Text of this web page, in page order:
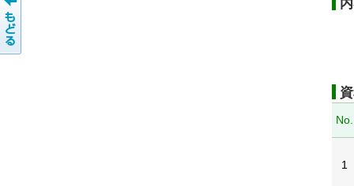
No.
1